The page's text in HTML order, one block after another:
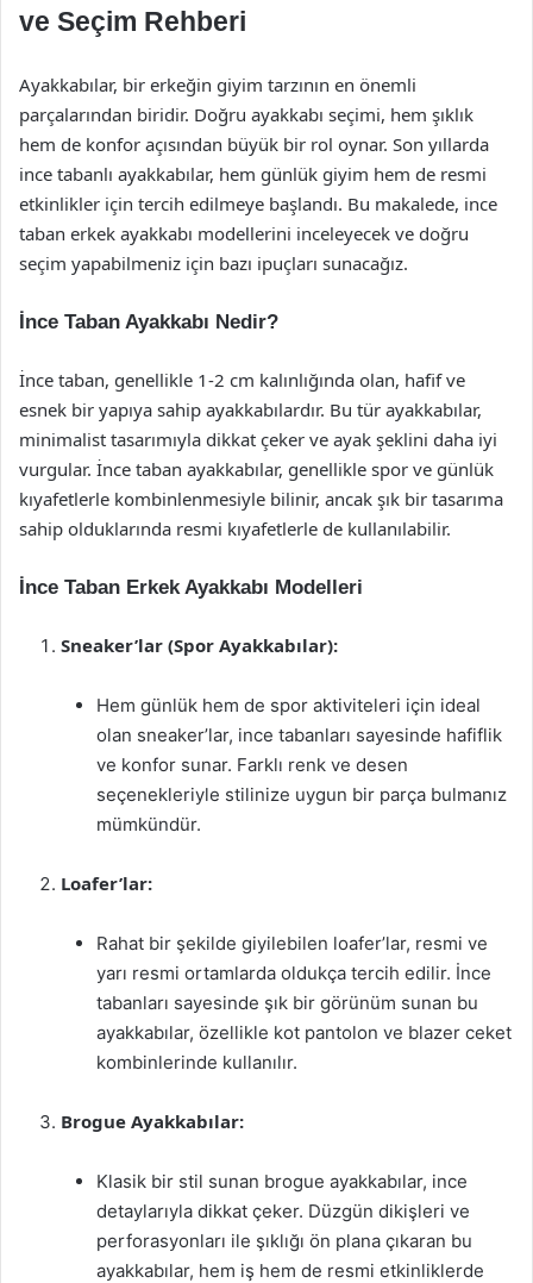
ve Seçim Rehberi
Ayakkabılar, bir erkeğin giyim tarzının en önemli
parçalarından biridir. Doğru ayakkabı seçimi, hem şıklık
hem de konfor açısından büyük bir rol oynar. Son yıllarda
ince tabanlı ayakkabılar, hem günlük giyim hem de resmi
etkinlikler için tercih edilmeye başlandı. Bu makalede, ince
taban erkek ayakkabı modellerini inceleyecek ve doğru
seçim yapabilmeniz için bazı ipuçları sunacağız.
İnce Taban Ayakkabı Nedir?
İnce taban, genellikle 1-2 cm kalınlığında olan, hafif ve
esnek bir yapıya sahip ayakkabılardır. Bu tür ayakkabılar,
minimalist tasarımıyla dikkat çeker ve ayak şeklini daha iyi
vurgular. İnce taban ayakkabılar, genellikle spor ve günlük
kıyafetlerle kombinlenmesiyle bilinir, ancak şık bir tasarıma
sahip olduklarında resmi kıyafetlerle de kullanılabilir.
İnce Taban Erkek Ayakkabı Modelleri
Sneaker’lar (Spor Ayakkabılar):
Hem günlük hem de spor aktiviteleri için ideal
olan sneaker’lar, ince tabanları sayesinde hafiflik
ve konfor sunar. Farklı renk ve desen
seçenekleriyle stilinize uygun bir parça bulmanız
mümkündür.
Loafer’lar:
Rahat bir şekilde giyilebilen loafer’lar, resmi ve
yarı resmi ortamlarda oldukça tercih edilir. İnce
tabanları sayesinde şık bir görünüm sunan bu
ayakkabılar, özellikle kot pantolon ve blazer ceket
kombinlerinde kullanılır.
Brogue Ayakkabılar:
Klasik bir stil sunan brogue ayakkabılar, ince
detaylarıyla dikkat çeker. Düzgün dikişleri ve
perforasyonları ile şıklığı ön plana çıkaran bu
ayakkabılar, hem iş hem de resmi etkinliklerde